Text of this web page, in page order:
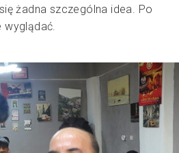
żadna szczególna idea. Po
wyglądać.